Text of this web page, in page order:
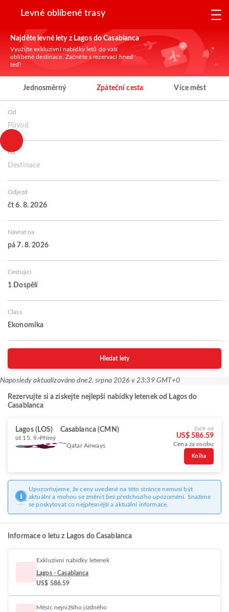
Levné oblíbené trasy
Najděte levné lety z Lagos do Casablanca
Využijte exkluzivní nabídky letů do vaší
oblíbené destinace. Začněte s rezervací hned
teď!
Jednosměrný Zpáteční cesta Více měst
Od
Původ
Na
Destinace
Odjezd
čt 6. 8. 2026
Návrat na
pá 7. 8. 2026
Cestující
1 Dospělí
Class
Ekonomika
Hledat lety
Naposledy aktualizováno dne2. srpna 2026 v 23:39 GMT+0
Rezervujte si a získejte nejlepší nabídky letenek od Lagos do
Casablanca
Lagos (LOS) Casablanca (CMN)
út 15. 9. Přímý
Qatar Airways
Začít od
US$ 586.59
Cena za osobu
Kniha
Upozorňujeme, že ceny uvedené na této stránce nemusí být
aktuální a mohou se změnit bez předchozího upozornění. Snažíme
se poskytovat co nejpřesnější a aktuální informace.
Informace o letu z Lagos do Casablanca
Exkluzivní nabídky letenek
Lagos - Casablanca
US$ 586.59
Měsíc nejnižšího jízdného